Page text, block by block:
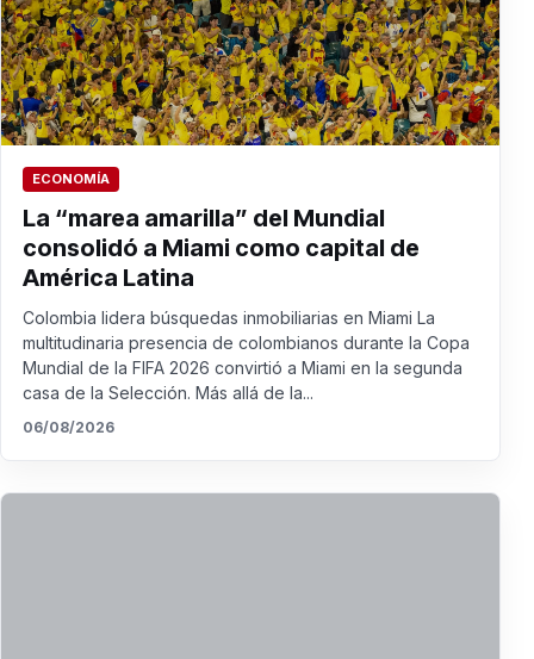
ECONOMÍA
La “marea amarilla” del Mundial
consolidó a Miami como capital de
América Latina
Colombia lidera búsquedas inmobiliarias en Miami La
multitudinaria presencia de colombianos durante la Copa
Mundial de la FIFA 2026 convirtió a Miami en la segunda
casa de la Selección. Más allá de la...
06/08/2026